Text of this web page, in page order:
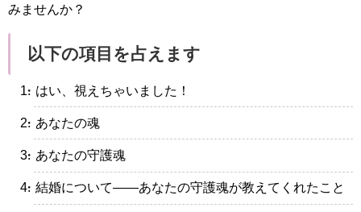
みませんか？
以下の項目を占えます
・はい、視えちゃいました！
・あなたの魂
・あなたの守護魂
・結婚について――あなたの守護魂が教えてくれたこと